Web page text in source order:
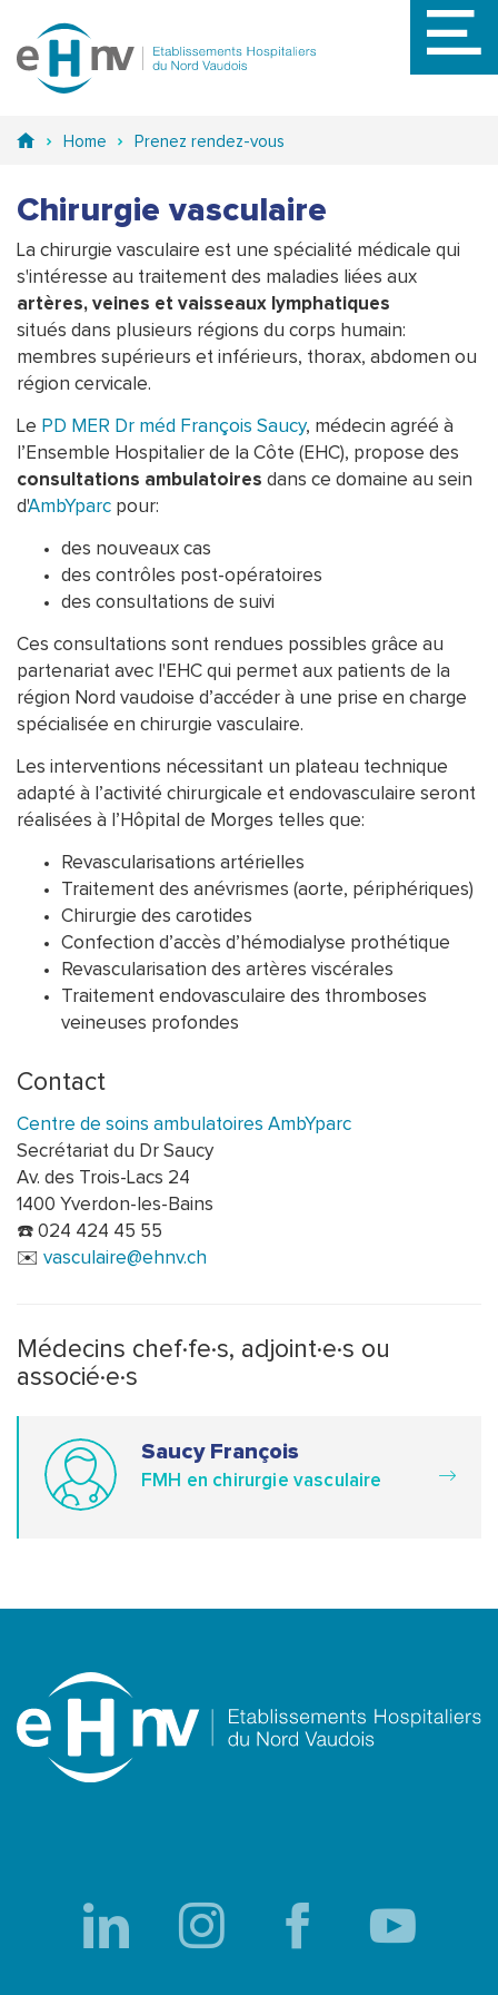
au
Home Prenez rendez-vous
Chirurgie vasculaire
La chirurgie vasculaire est une spécialité médicale qui
s'intéresse au traitement des maladies liées aux
artères, veines et vaisseaux lymphatiques
situés dans plusieurs régions du corps humain:
membres supérieurs et inférieurs, thorax, abdomen ou
région cervicale.
Le PD MER Dr méd François Saucy, médecin agréé à
l’Ensemble Hospitalier de la Côte (EHC), propose des
consultations ambulatoires dans ce domaine au sein
d'AmbYparc pour:
des nouveaux cas
des contrôles post-opératoires
des consultations de suivi
Ces consultations sont rendues possibles grâce au
partenariat avec l'EHC qui permet aux patients de la
région Nord vaudoise d’accéder à une prise en charge
spécialisée en chirurgie vasculaire.
Les interventions nécessitant un plateau technique
adapté à l’activité chirurgicale et endovasculaire seront
réalisées à l’Hôpital de Morges telles que:
Revascularisations artérielles
Traitement des anévrismes (aorte, périphériques)
Chirurgie des carotides
Confection d’accès d’hémodialyse prothétique
Revascularisation des artères viscérales
Traitement endovasculaire des thromboses
veineuses profondes
Contact
Centre de soins ambulatoires AmbYparc
Secrétariat du Dr Saucy
Av. des Trois-Lacs 24
1400 Yverdon-les-Bains
☎️ 024 424 45 55
✉️ vasculaire@ehnv.ch
Médecins chef·fe·s, adjoint·e·s ou
associé·e·s
Saucy François
FMH en chirurgie vasculaire